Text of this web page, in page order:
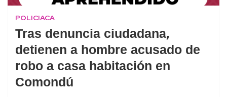
POLICIACA
Tras denuncia ciudadana,
detienen a hombre acusado de
robo a casa habitación en
Comondú